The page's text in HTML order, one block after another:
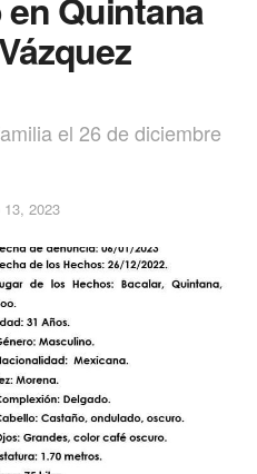
el 26 de diciembre
13, 2023